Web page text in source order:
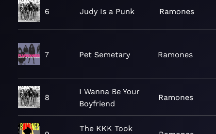
6 Judy Is a Punk Ramones
7 Pet Semetary Ramones
8
I Wanna Be Your
Boyfriend
Ramones
The KKK Took